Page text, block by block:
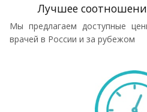
Лучшее
Мы предлагаем доступные
врачей в России и за рубежом